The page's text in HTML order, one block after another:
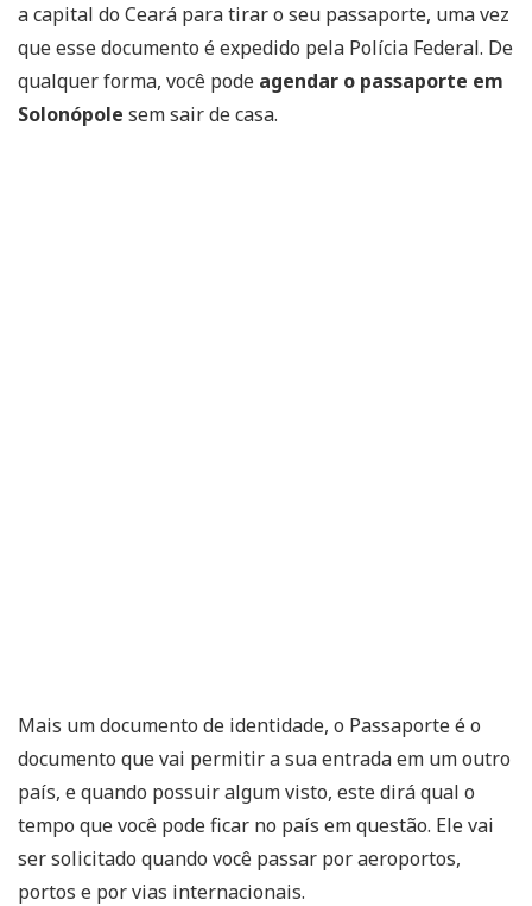
a capital do Ceará para tirar o seu passaporte, uma vez
que esse documento é expedido pela Polícia Federal. De
qualquer forma, você pode agendar o passaporte em
Solonópole sem sair de casa.
Mais um documento de identidade, o Passaporte é o
documento que vai permitir a sua entrada em um outro
país, e quando possuir algum visto, este dirá qual o
tempo que você pode ficar no país em questão. Ele vai
ser solicitado quando você passar por aeroportos,
portos e por vias internacionais.